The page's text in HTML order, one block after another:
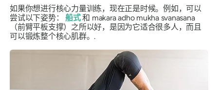
如果你想进行核心力量训练，现在正是时候。例如，可以
尝试以下姿势：船式和 makara adho mukha svanasana
（前臂平板支撑）之所以好，是因为它适合很多人，而且
可以锻炼整个核心肌群。.